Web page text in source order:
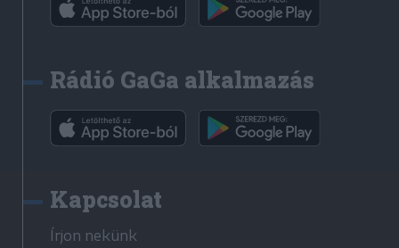
Rádió GaGa alkalmazás
Kapcsolat
Írjon nekünk